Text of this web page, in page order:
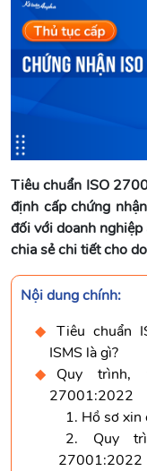
Tiêu chuẩn ISO
định cấp chứng
đối với doanh
chia sẻ chi tiết cho
Nội dung chính:
Tiêu chuẩn
ISMS là gì?
Quy trình,
27001:2022
1. Hồ sơ
2. Quy
27001:2022